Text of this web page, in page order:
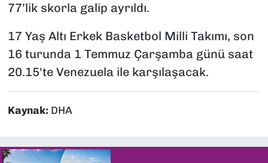
77’lik skorla galip ayrıldı.
17 Yaş Altı Erkek Basketbol Milli Takımı, son
16 turunda 1 Temmuz Çarşamba günü saat
20.15'te Venezuela ile karşılaşacak.
Kaynak: DHA